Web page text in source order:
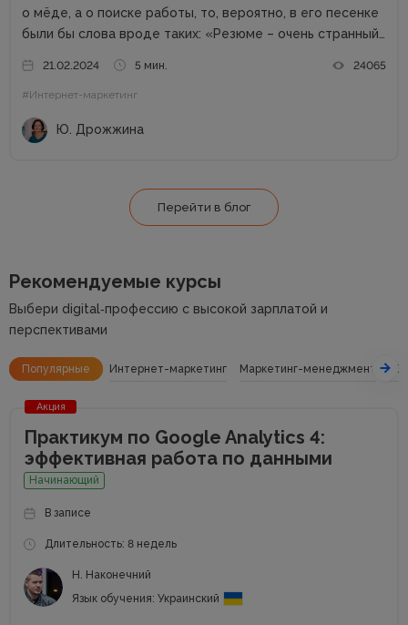
о мёде, а о поиске работы, то, вероятно, в его песенке
были бы слова вроде таких: «Резюме – очень странный
что...
21.02.2024 5 мин. 24065
#Интернет-маркетинг
Ю. Дрожжина
Перейти в блог
Рекомендуемые курсы
Выбери digital‑профессию с высокой зарплатой и
перспективами
Популярные Интернет-маркетинг Маркетинг-менеджмент
Акция
Практикум по Google Analytics 4:
эффективная работа по данными
Начинающий
В записе
Длительность: 8 недель
Н. Наконечний
Язык обучения: Украинский